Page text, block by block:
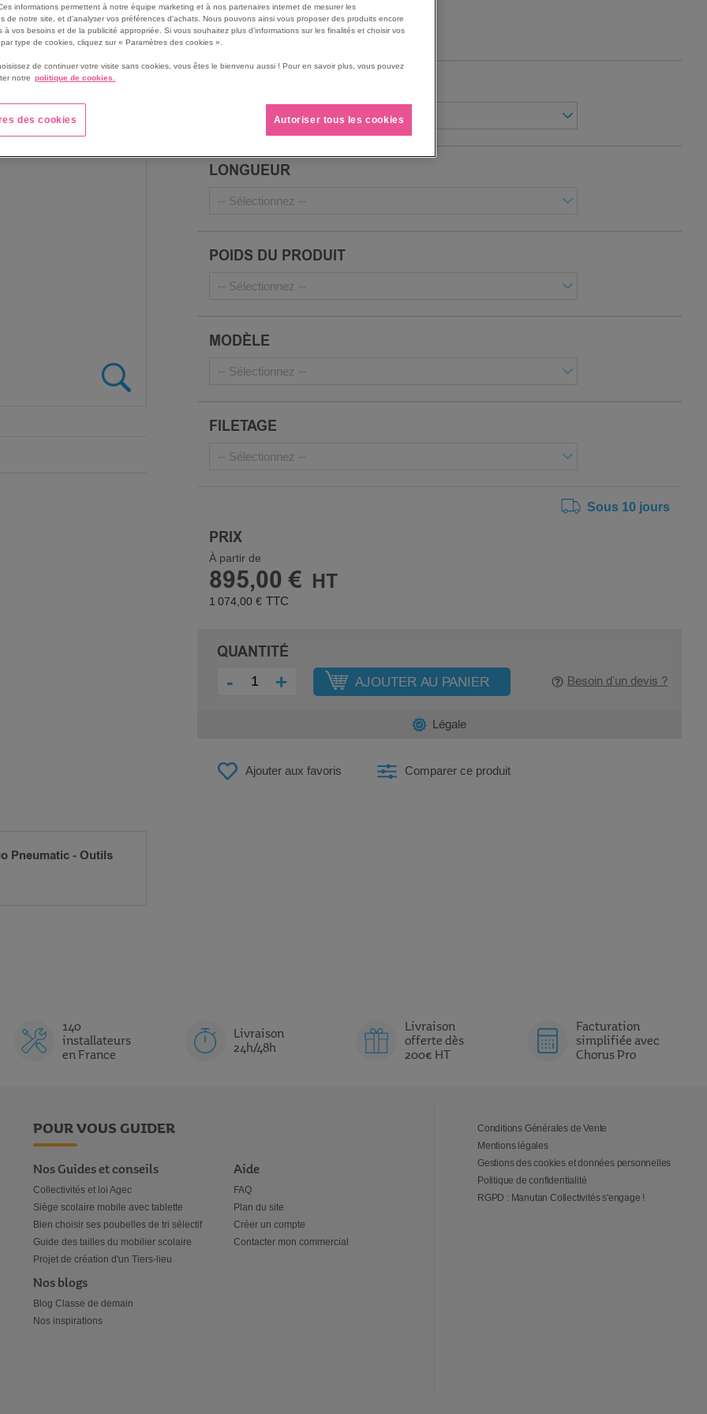
l’opérateur
Voir le descriptif complet
LONGUEUR
POIDS DU PRODUIT
MODÈLE
FILETAGE
Sous 10 jours
PRIX
À partir de
895,00 €
1 074,00 €
QUANTITÉ
- + AJOUTER AU PANIER Besoin d’un devis ?
Ajouter aux favoris Comparer ce produit
Légale
Pneumatic - Outils
140
installateurs
en France
Livraison
24h/48h
Livraison
offerte dès
200€ HT
Facturation
simplifiée avec
Chorus Pro
POUR VOUS GUIDER
Nos Guides et conseils
Collectivités et loi Agec
Siège scolaire mobile avec tablette
Bien choisir ses poubelles de tri sélectif
Guide des tailles du mobilier scolaire
Projet de création d'un Tiers-lieu
Nos blogs
Blog Classe de demain
Nos inspirations
Aide
FAQ
Plan du site
Créer un compte
Contacter mon commercial
Conditions Générales de Vente
Mentions légales
Gestions des cookies et données personnelles
Politique de confidentialité
RGPD : Manutan Collectivités s'engage !
informations permettent à notre équipe marketing et à nos partenaires internet de mesurer les
de notre site, et d'analyser vos préférences d'achats. Nous pouvons ainsi vous proposer des produits encore
à vos besoins et de la publicité appropriée. Si vous souhaitez plus d'informations sur les finalités et choisir vos
type de cookies, cliquez sur « Paramètres des cookies ».
de continuer votre visite sans cookies, vous êtes le bienvenu aussi ! Pour en savoir plus, vous pouvez
notre politique de cookies.
des cookies Autoriser tous les cookies